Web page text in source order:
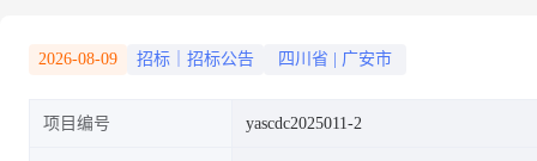
2026-08-09 招标｜招标公告 四川省 广安市
项目编号 yascdc2025011-2